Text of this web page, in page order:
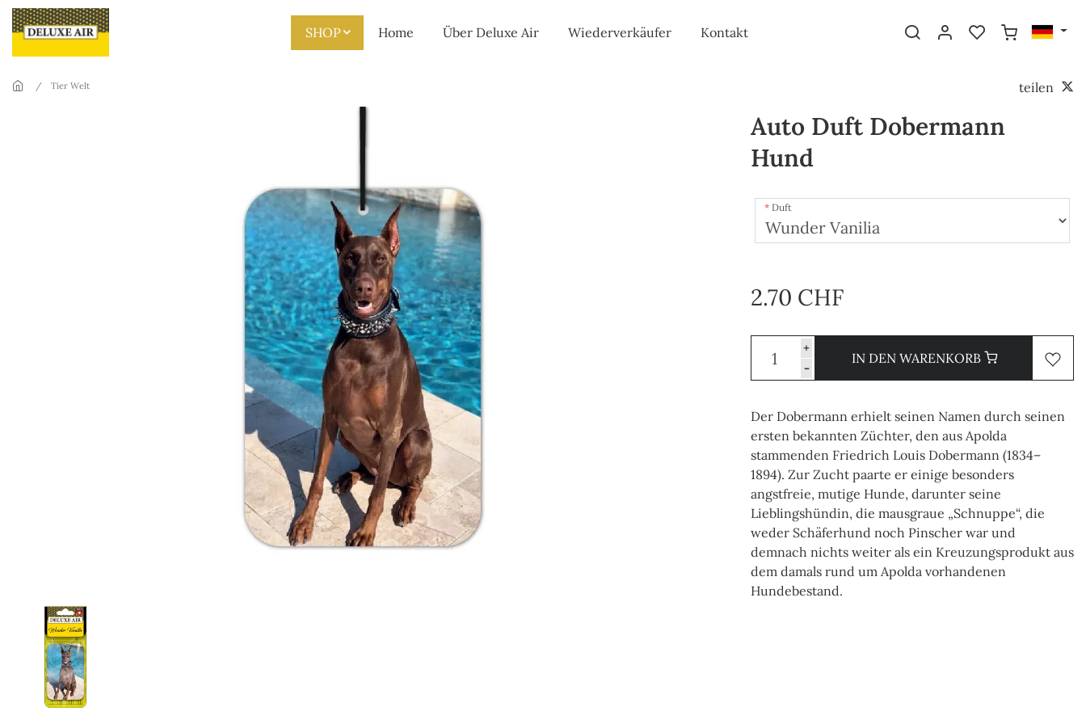
Skip to main content
SHOP
Home Über Deluxe Air Wiederverkäufer Kontakt
teilen
Tier Welt
Auto Duft Dobermann
Hund
Duft
2.70 CHF
+
-
IN DEN WARENKORB
Der Dobermann erhielt seinen Namen durch seinen
ersten bekannten Züchter, den aus Apolda
stammenden Friedrich Louis Dobermann (1834–
1894). Zur Zucht paarte er einige besonders
angstfreie, mutige Hunde, darunter seine
Lieblingshündin, die mausgraue „Schnuppe“, die
weder Schäferhund noch Pinscher war und
demnach nichts weiter als ein Kreuzungsprodukt aus
dem damals rund um Apolda vorhandenen
Hundebestand.